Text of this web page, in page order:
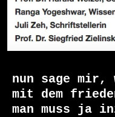
nun sage
mit dem
man muss ja